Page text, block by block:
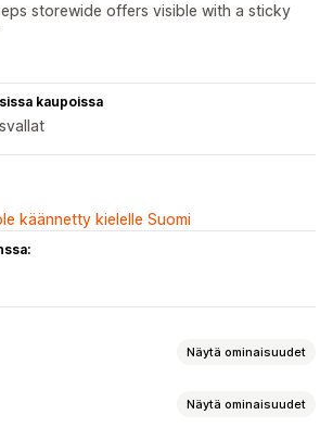
storewide offers visible with a sticky
kaupoissa
käännetty kielelle Suomi
Näytä ominaisuudet
Näytä ominaisuudet